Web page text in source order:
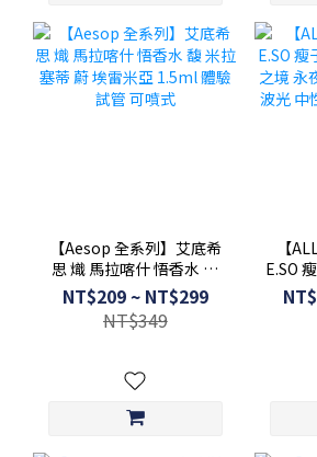
【Aesop 全系列】艾底希
思 熾 馬拉喀什 悟香水 馥
米拉塞蒂 蔚 埃雷米亞
1.5ml 體驗試管 可噴式
NT$209 ~ NT$299
NT$349
【
E.SO
革之
金屬波光